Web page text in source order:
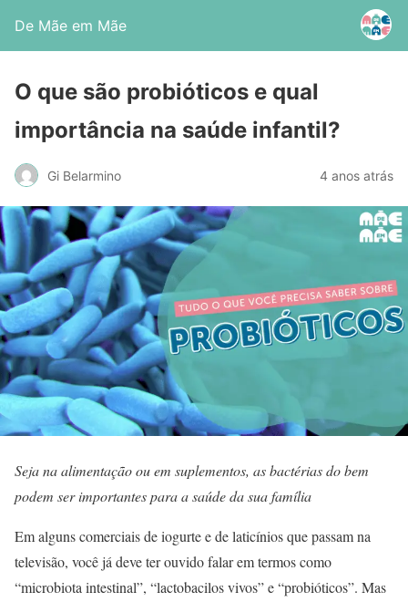
De Mãe em Mãe
O que são probióticos e qual
importância na saúde infantil?
Gi Belarmino 4 anos atrás
Seja na alimentação ou em suplementos, as bactérias do bem
podem ser importantes para a saúde da sua família
Em alguns comerciais de iogurte e de laticínios que passam na
televisão, você já deve ter ouvido falar em termos como
“microbiota intestinal”, “lactobacilos vivos” e “probióticos”. Mas